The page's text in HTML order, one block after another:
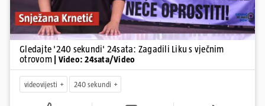
Gledajte '240 sekundi' 24sata: Zagadili Liku s vječnim
otrovom
| Video: 24sata/Video
videovijesti 240 sekundi